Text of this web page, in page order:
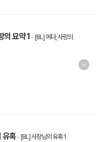
의 묘약 1 - [BL] 에다, 사랑의
유혹- [BL] 사장님의 유혹 1